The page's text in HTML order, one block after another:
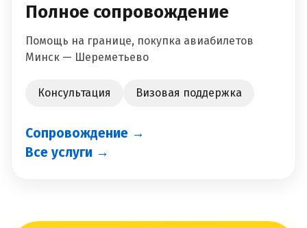
Полное сопровождение
Помощь на границе, покупка авиабилетов
Минск — Шереметьево
Консультация Визовая поддержка
Сопровождение →
Все услуги →